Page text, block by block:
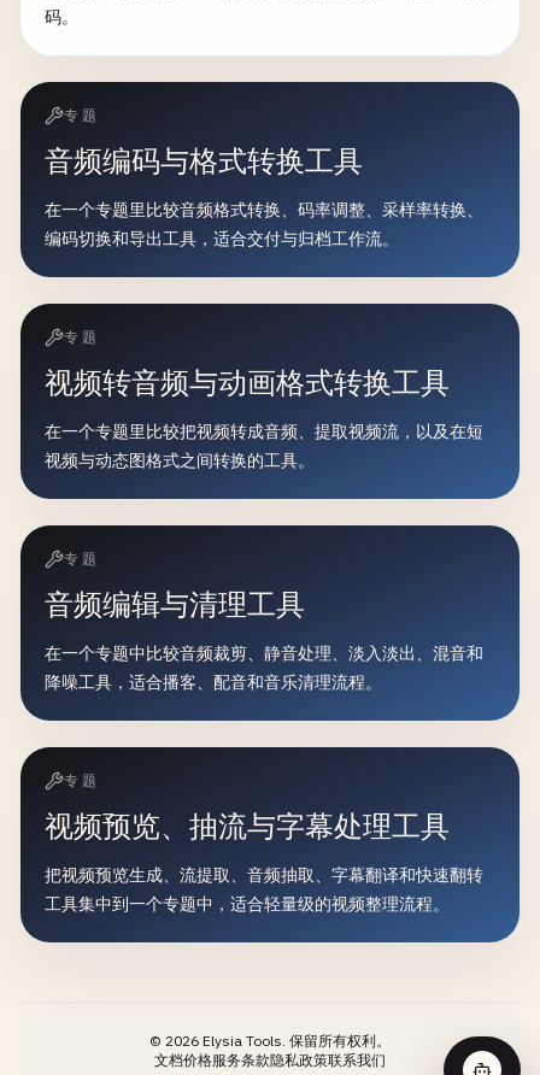
码。
专题
音频编码与格式转换工具
在一个专题里比较音频格式转换、码率调整、采样率转换、
编码切换和导出工具，适合交付与归档工作流。
专题
视频转音频与动画格式转换工具
在一个专题里比较把视频转成音频、提取视频流，以及在短
视频与动态图格式之间转换的工具。
专题
音频编辑与清理工具
在一个专题中比较音频裁剪、静音处理、淡入淡出、混音和
降噪工具，适合播客、配音和音乐清理流程。
专题
视频预览、抽流与字幕处理工具
把视频预览生成、流提取、音频抽取、字幕翻译和快速翻转
工具集中到一个专题中，适合轻量级的视频整理流程。
© 2026 Elysia Tools. 保留所有权利。
文档价格服务条款隐私政策联系我们